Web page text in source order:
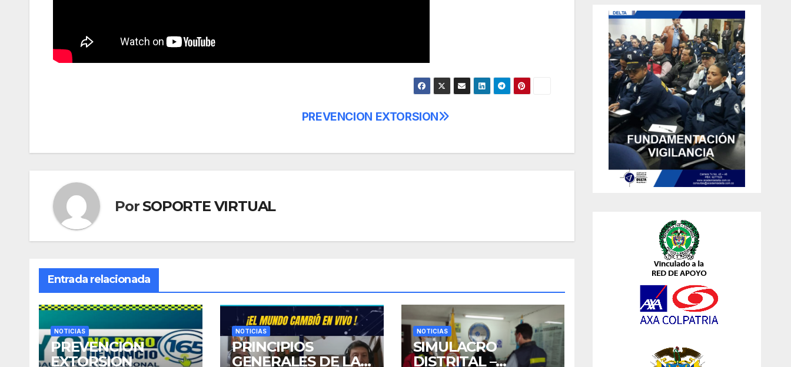
PREVENCION EXTORSION
Por SOPORTE VIRTUAL
Entrada relacionada
NOTICIAS
PREVENCION
EXTORSION
NOTICIAS
PRINCIPIOS
GENERALES DE LA
NOTICIAS
SIMULACRO
DISTRITAL –